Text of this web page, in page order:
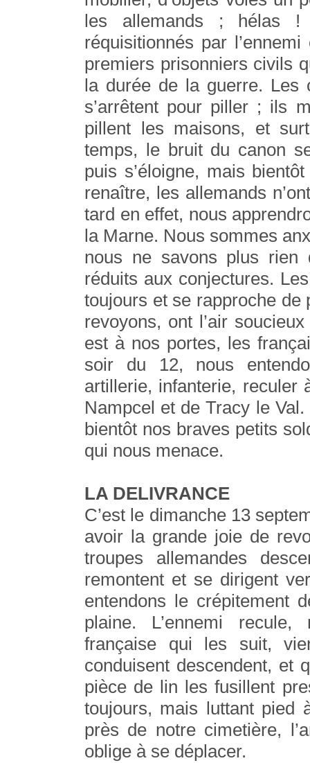
les allemands ; hélas !
réquisitionnés par
premiers prisonniers civils
la durée de la guerre. Les
s’arrêtent pour piller ; ils
pillent les maisons, et
temps, le bruit du canon
puis s’éloigne, mais
renaître, les allemands
tard en effet, nous
la Marne. Nous sommes
nous ne savons plus
réduits aux conjectures.
toujours et se rapproche de
revoyons, ont l’air
est à nos portes, les
soir du 12, nous
artillerie, infanterie, reculer
Nampcel et de Tracy le
bientôt nos braves petits
qui nous menace.
LA DELIVRANCE
C’est le dimanche 13
avoir la grande joie de
troupes allemandes
remontent et se dirigent
entendons le crépitement
plaine. L’ennemi
française qui les suit,
conduisent descendent, et
pièce de lin les fusillent
toujours, mais luttant pied
près de notre cimetière,
oblige à se déplacer.